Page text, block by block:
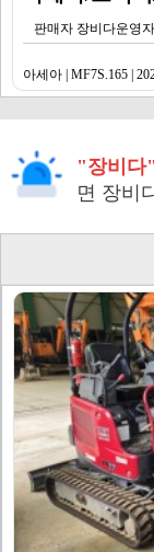
판매자 장비다운영자
아세아 | MF7S.165 |
"장비다"
면 장비